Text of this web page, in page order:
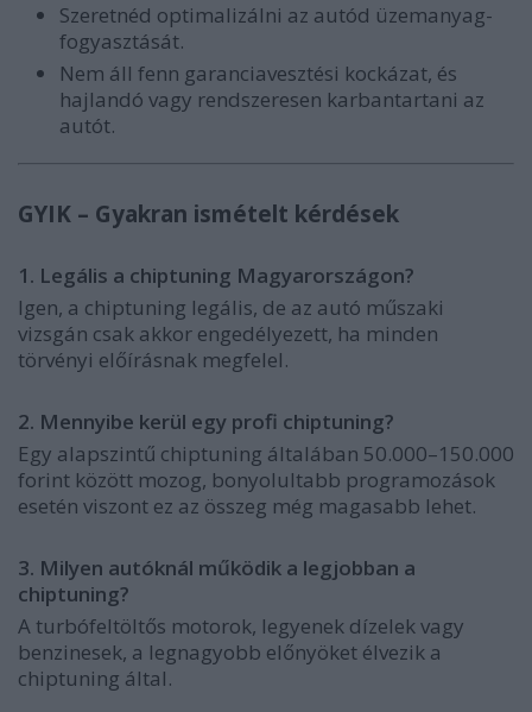
Szeretnéd optimalizálni az autód üzemanyag-
fogyasztását.
Nem áll fenn garanciavesztési kockázat, és
hajlandó vagy rendszeresen karbantartani az
autót.
GYIK – Gyakran ismételt kérdések
1. Legális a chiptuning Magyarországon?
Igen, a chiptuning legális, de az autó műszaki
vizsgán csak akkor engedélyezett, ha minden
törvényi előírásnak megfelel.
2. Mennyibe kerül egy profi chiptuning?
Egy alapszintű chiptuning általában 50.000–150.000
forint között mozog, bonyolultabb programozások
esetén viszont ez az összeg még magasabb lehet.
3. Milyen autóknál működik a legjobban a
chiptuning?
A turbófeltöltős motorok, legyenek dízelek vagy
benzinesek, a legnagyobb előnyöket élvezik a
chiptuning által.